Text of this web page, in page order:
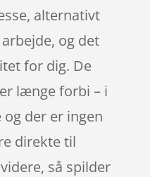
alternativt
og det
for dig. De
længe forbi – i
der er ingen
direkte til
så spilder